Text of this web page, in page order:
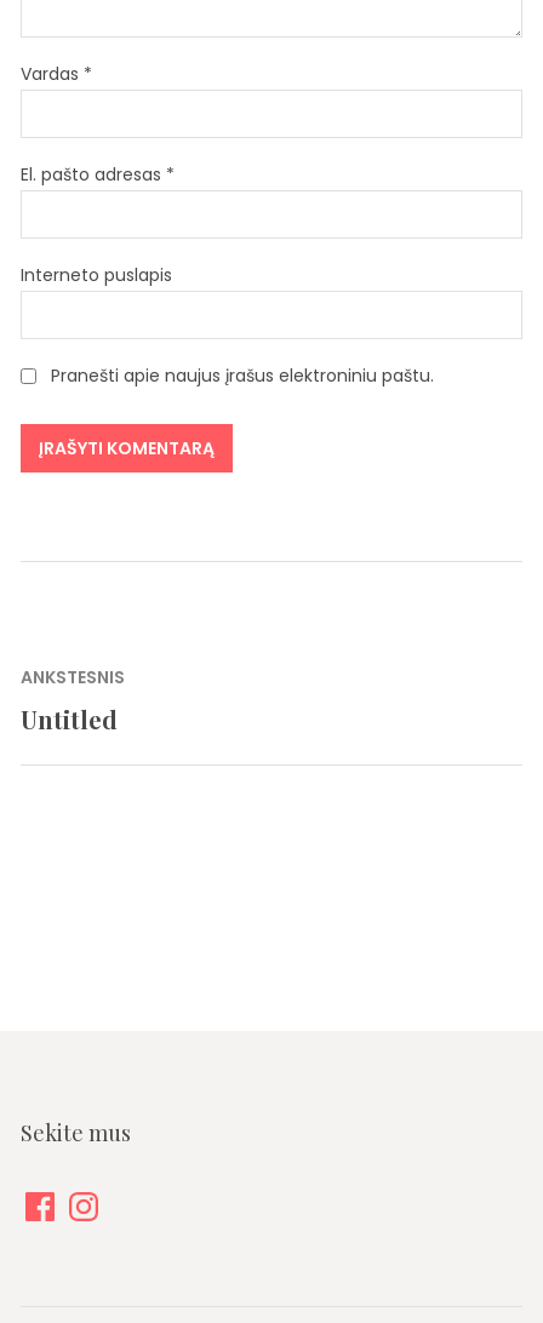
Vardas *
El. pašto adresas *
Interneto puslapis
Pranešti apie naujus įrašus elektroniniu paštu.
Navigacija
tarp
ANKSTESNIS
Previous
Untitled
Sekite mus
FacebookInstagram